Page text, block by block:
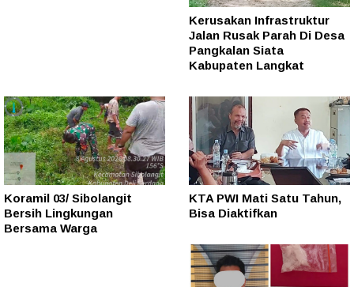
Kerusakan Infrastruktur
Jalan Rusak Parah Di Desa
Pangkalan Siata
Kabupaten Langkat
Koramil 03/ Sibolangit
Bersih Lingkungan
Bersama Warga
KTA PWI Mati Satu Tahun,
Bisa Diaktifkan